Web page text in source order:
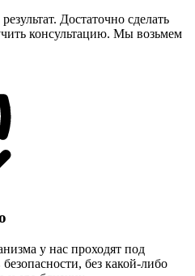
Достаточно сделать
консультацию. Мы возьмем
у нас проходят под
без какой-либо